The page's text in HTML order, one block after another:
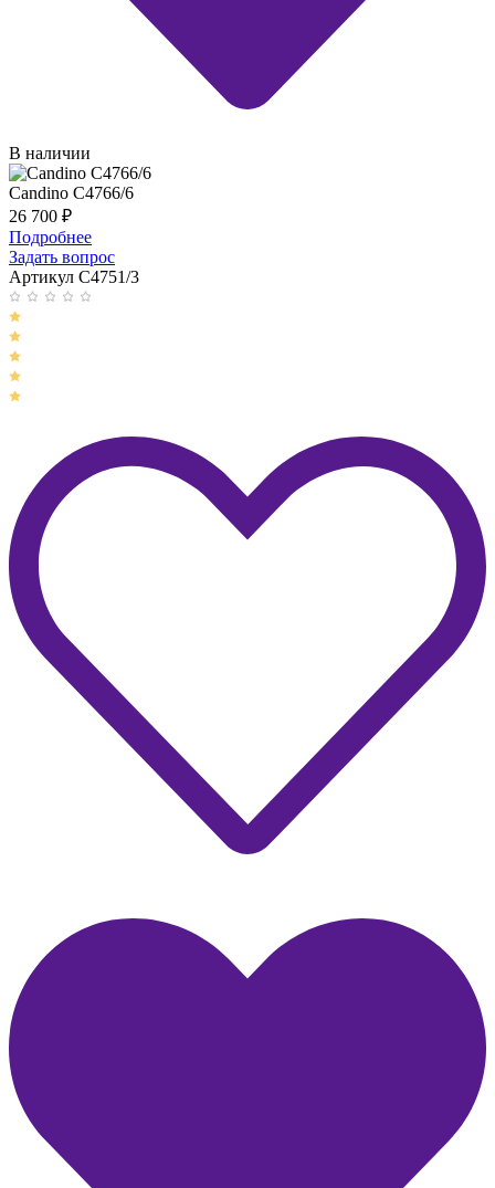
В наличии
Candino C4766/6
26 700 ₽
Подробнее
Задать вопрос
Артикул C4751/3